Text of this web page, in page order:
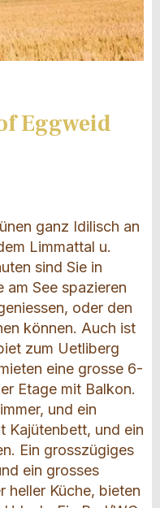
Eggweid
ganz Idilisch an
Limmattal u.
sind Sie in
am See spazieren
oder den
können. Auch ist
zum Uetliberg
eine grosse 6-
Etage mit Balkon.
und ein
Kajütenbett, und ein
Ein grosszügiges
ein grosses
heller Küche, bieten